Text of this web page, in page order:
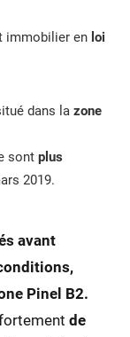
immobilier en loi
dans la zone
sont plus
2019.
avant
Pinel B2.
de